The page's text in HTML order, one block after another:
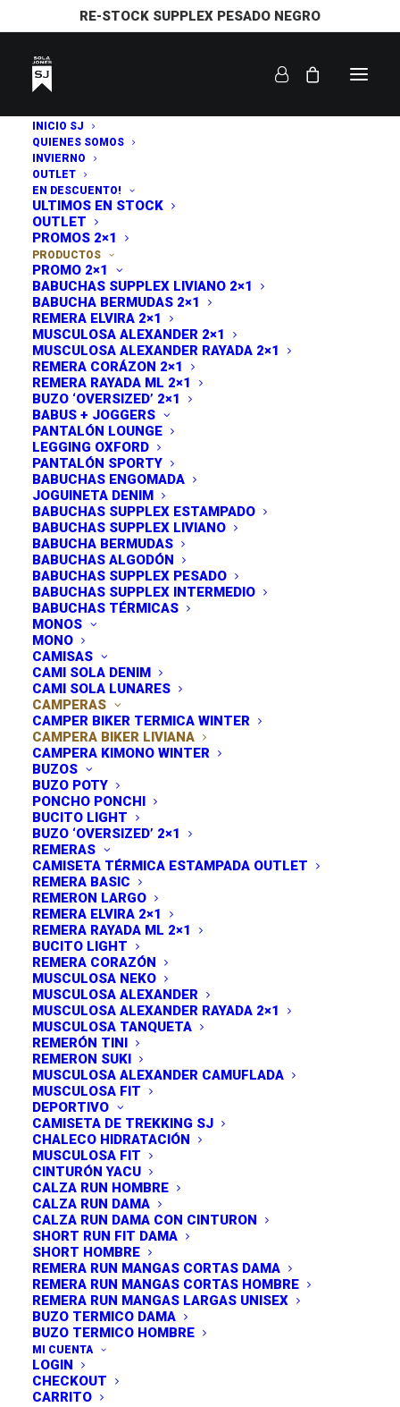
RE-STOCK SUPPLEX PESADO NEGRO
INICIO SJ
QUIENES SOMOS
INVIERNO
OUTLET
EN DESCUENTO!
ULTIMOS EN STOCK
OUTLET
PROMOS 2×1
PRODUCTOS
PROMO 2×1
BABUCHAS SUPPLEX LIVIANO 2×1
BABUCHA BERMUDAS 2×1
REMERA ELVIRA 2×1
MUSCULOSA ALEXANDER 2×1
MUSCULOSA ALEXANDER RAYADA 2×1
REMERA CORÁZON 2×1
REMERA RAYADA ML 2×1
BUZO ‘OVERSIZED’ 2×1
BABUS + JOGGERS
PANTALÓN LOUNGE
LEGGING OXFORD
PANTALÓN SPORTY
BABUCHAS ENGOMADA
JOGUINETA DENIM
BABUCHAS SUPPLEX ESTAMPADO
BABUCHAS SUPPLEX LIVIANO
BABUCHA BERMUDAS
BABUCHAS ALGODÓN
BABUCHAS SUPPLEX PESADO
BABUCHAS SUPPLEX INTERMEDIO
BABUCHAS TÉRMICAS
MONOS
MONO
CAMISAS
CAMI SOLA DENIM
CAMI SOLA LUNARES
CAMPERAS
CAMPER BIKER TERMICA WINTER
CAMPERA BIKER LIVIANA
CAMPERA KIMONO WINTER
BUZOS
BUZO POTY
PONCHO PONCHI
BUCITO LIGHT
BUZO ‘OVERSIZED’ 2×1
REMERAS
CAMISETA TÉRMICA ESTAMPADA OUTLET
REMERA BASIC
REMERON LARGO
REMERA ELVIRA 2×1
REMERA RAYADA ML 2×1
BUCITO LIGHT
REMERA CORAZÓN
MUSCULOSA NEKO
MUSCULOSA ALEXANDER
MUSCULOSA ALEXANDER RAYADA 2×1
MUSCULOSA TANQUETA
REMERÓN TINI
REMERON SUKI
MUSCULOSA ALEXANDER CAMUFLADA
MUSCULOSA FIT
DEPORTIVO
CAMISETA DE TREKKING SJ
CHALECO HIDRATACIÓN
MUSCULOSA FIT
CINTURÓN YACU
CALZA RUN HOMBRE
CALZA RUN DAMA
CALZA RUN DAMA CON CINTURON
SHORT RUN FIT DAMA
SHORT HOMBRE
REMERA RUN MANGAS CORTAS DAMA
REMERA RUN MANGAS CORTAS HOMBRE
REMERA RUN MANGAS LARGAS UNISEX
BUZO TERMICO DAMA
BUZO TERMICO HOMBRE
MI CUENTA
LOGIN
CHECKOUT
CARRITO
¡OFERTA!
Campera Biker Liviana
$95,500.00
original
Campera confeccionada en
suave y liviano al tacto.Ideal para
intermedias. Posee el clásico cierre dorado y solapas,
con bolsillos exteriores con cierre a tono.
El calce que proponemos con esta prenda es una
campera más cortona y entallada en cintura, sobre
todo en baja espalda, de hombros caídos y sueltos, y
cuello alto cuando está cerrada. Ideal para completar
un look confortable deportivo, o combinar y terminar
un look más urbano con una prenda muy original,
funcional y liviana.
Viene en 3 talles y solo color negro.